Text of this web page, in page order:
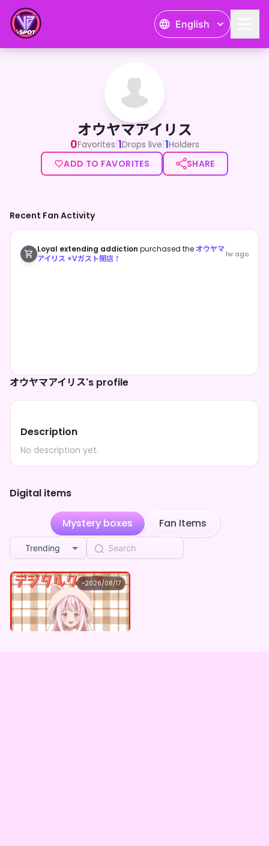
English
オウヤマアイリス
オウヤマアイリス
0Favorites|1Drops live|1Holders
ADD TO FAVORITES
SHARE
オウヤマアイリス's profile
Description
No description yet.
Digital items
Mystery boxes Fan Items
Trending
~2026/08/17
オウヤマアイリス
オウヤマアイリス ×Vガスト開店！
Lowest price
¥1,100 Purchase Here
Recent Fan Activity
Loyal extending addiction purchased theオウヤマ
アイリス ×Vガスト開店！
1w ago